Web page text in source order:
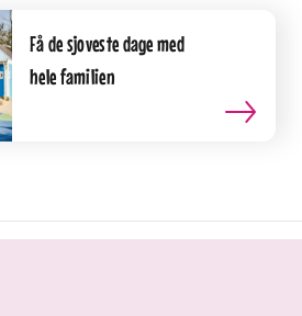
Få de sjoveste dage med
hele familien